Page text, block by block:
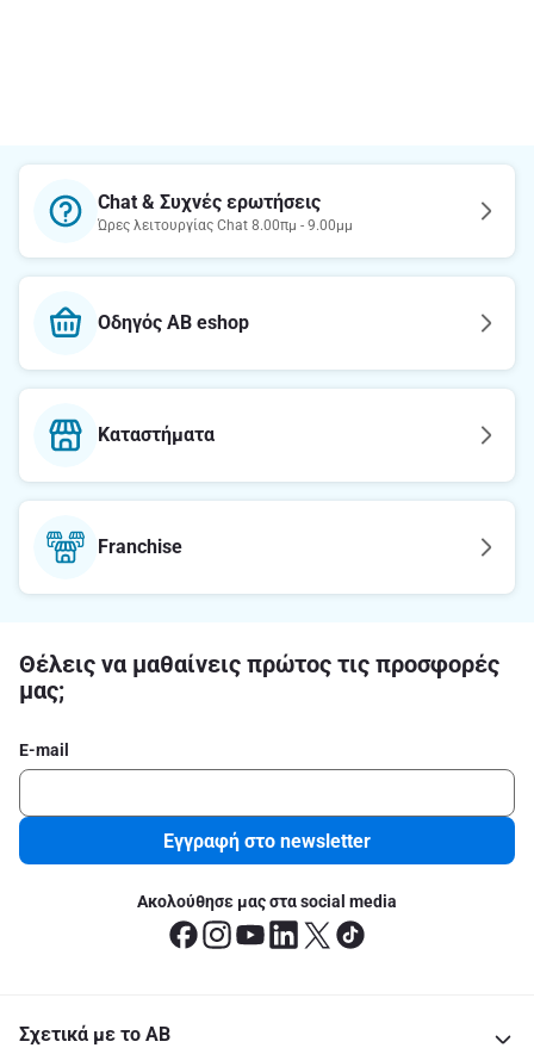
Chat & Συχνές ερωτήσεις
Ώρες λειτουργίας Chat 8.00πμ - 9.00μμ
Οδηγός AB eshop
Καταστήματα
Franchise
Θέλεις να μαθαίνεις πρώτος τις προσφορές
μας;
E-mail
Εγγραφή στο newsletter
Ακολούθησε μας στα social media
Σχετικά με το ΑΒ